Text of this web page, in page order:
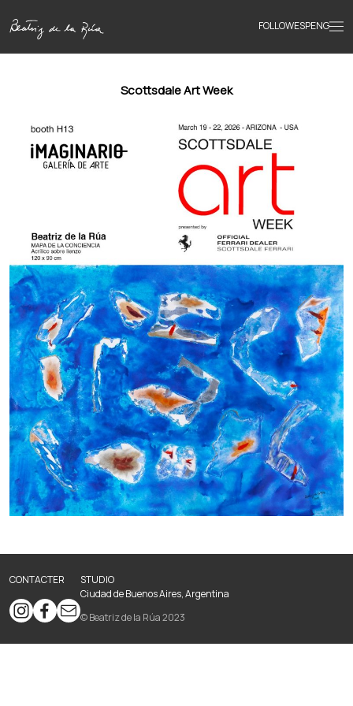
FOLLOWESPENG
Accueil
Œuvres
Textes
Biographie
Livres
Actualités
Scottsdale Art Week
CONTACTER
STUDIO
Ciudad de Buenos Aires, Argentina
© Beatriz de la Rúa 2023